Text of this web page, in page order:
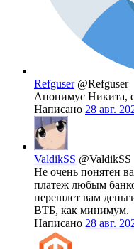
Refguser @Refguser
Анонимус Никита,
Написано 28 авг.
ValdikSS @ValdikSS
Не очень понятен
платеж любым
перешлет вам
ВТБ, как минимум.
Написано 28 авг.